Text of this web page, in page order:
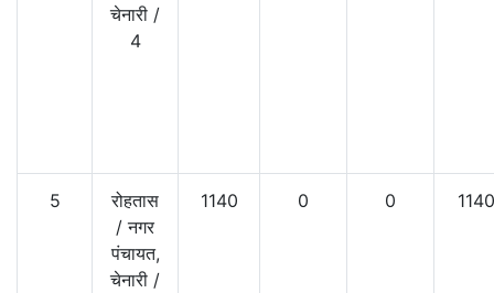
चेनारी /
4
5
रोहतास
/नगर
पंचायत,
चेनारी /
1140 0 0 1140